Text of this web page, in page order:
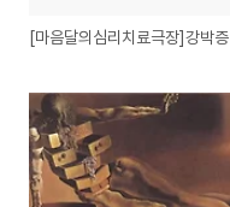
[마음달의심리치료극장]강박증